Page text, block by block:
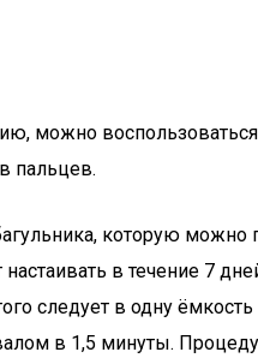
можно
пальцев.
которую можно
в течение 7
следует в одну
в 1,5 минуты.